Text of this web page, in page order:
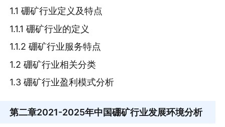
1.1 硼矿行业定义及特点
1.1.1 硼矿行业的定义
1.1.2 硼矿行业服务特点
1.2 硼矿行业相关分类
1.3 硼矿行业盈利模式分析
第二章2021-2025年中国硼矿行业发展环境分析